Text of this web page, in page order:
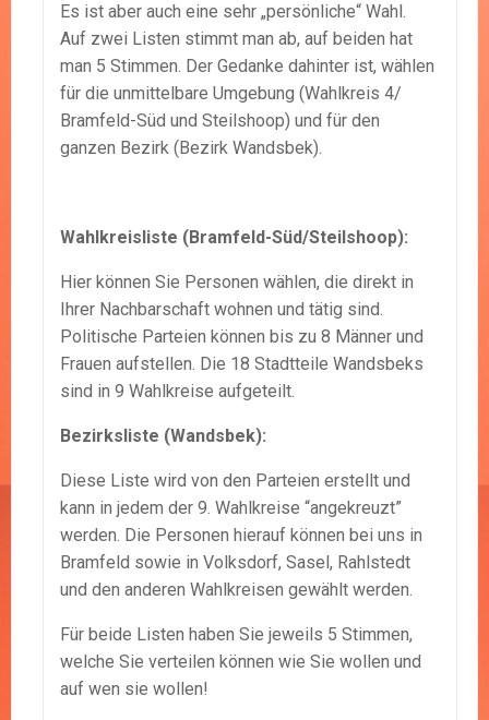
Es ist aber auch eine sehr „persönliche“ Wahl.
Auf zwei Listen stimmt man ab, auf beiden hat
man 5 Stimmen. Der Gedanke dahinter ist, wählen
für die unmittelbare Umgebung (Wahlkreis 4/
Bramfeld-Süd und Steilshoop) und für den
ganzen Bezirk (Bezirk Wandsbek).
Wahlkreisliste (Bramfeld-Süd/Steilshoop):
Hier können Sie Personen wählen, die direkt in
Ihrer Nachbarschaft wohnen und tätig sind.
Politische Parteien können bis zu 8 Männer und
Frauen aufstellen. Die 18 Stadtteile Wandsbeks
sind in 9 Wahlkreise aufgeteilt.
Bezirksliste (Wandsbek):
Diese Liste wird von den Parteien erstellt und
kann in jedem der 9. Wahlkreise “angekreuzt”
werden. Die Personen hierauf können bei uns in
Bramfeld sowie in Volksdorf, Sasel, Rahlstedt
und den anderen Wahlkreisen gewählt werden.
Für beide Listen haben Sie jeweils 5 Stimmen,
welche Sie verteilen können wie Sie wollen und
auf wen sie wollen!